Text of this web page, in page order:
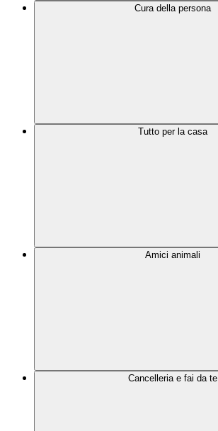
Cura della persona
Tutto per la casa
Amici animali
Cancelleria e fai da te